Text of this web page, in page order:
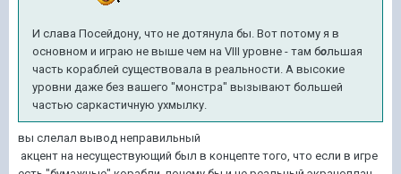
И слава Посейдону, что не дотянула бы. Вот потому я в
основном и играю не выше чем на VIII уровне - там большая
часть кораблей существовала в реальности. А высокие
уровни даже без вашего "монстра" вызывают большей
частью саркастичную ухмылку.
вы слелал вывод неправильный
акцент на несуществующий был в концепте того, что если в игре